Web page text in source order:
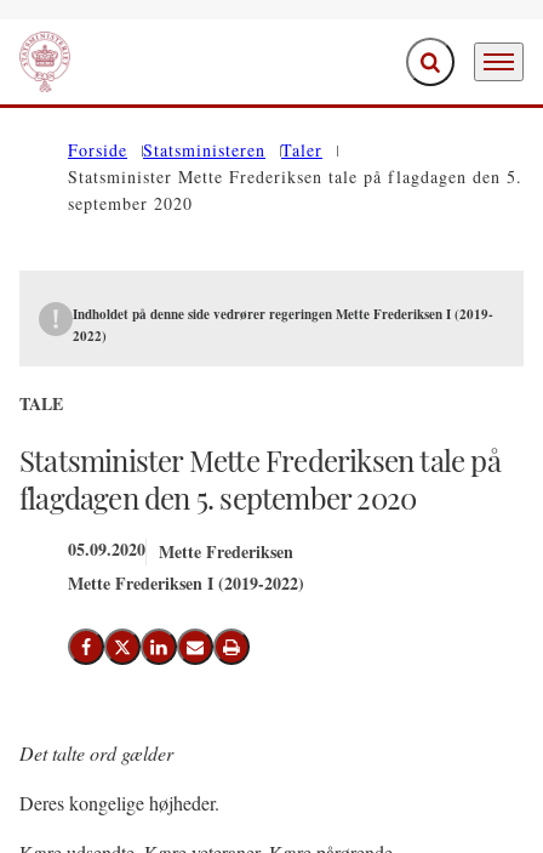
Gå til forsiden Fold søgefelt ud
Menu
Forside Statsministeren
Taler
Statsminister Mette Frederiksen tale på flagdagen den 5.
september 2020
Indholdet på denne side vedrører regeringen Mette Frederiksen I (2019-
2022)
TALE
Statsminister Mette Frederiksen tale på
flagdagen den 5. september 2020
05.09.2020 Mette Frederiksen
Mette Frederiksen I (2019-2022)
Del på Facebook
Del på X (Twitter)
Del på LinkedIn
Send email
Print
Det talte ord gælder
Deres kongelige højheder.